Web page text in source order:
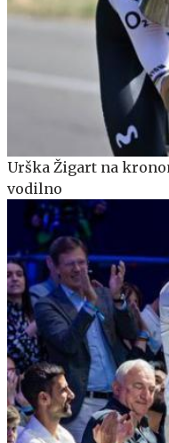
Urška Žigart na
vodilno